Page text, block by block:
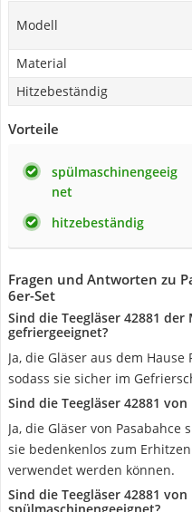
Modell
Material
Hitzebeständig
Vorteile
spülmaschinengeeig
net
hitzebeständig
Fragen und Antworten zu
6er-Set
Sind die Teegläser 42881 der
gefriergeeignet?
Ja, die Gläser aus dem
sodass sie sicher im
Sind die Teegläser 42881
Ja, die Gläser von
sie bedenkenlos zum
verwendet werden können.
Sind die Teegläser 42881 von